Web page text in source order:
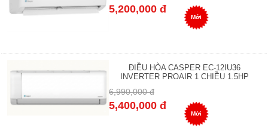
5,200,000 đ
Mới
ĐIỀU HÒA CASPER EC-12IU36
INVERTER PROAIR 1 CHIỀU 1.5HP
6,990,000 đ
5,400,000 đ
Mới